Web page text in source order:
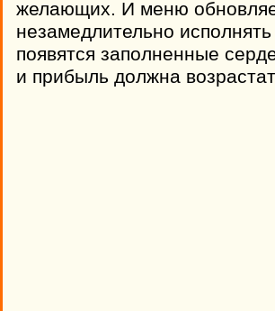
желающих. И меню
незамедлительно
появятся заполненные
и прибыль должна